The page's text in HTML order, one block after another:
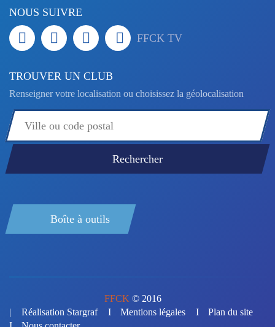
NOUS SUIVRE
FFCK TV
TROUVER UN CLUB
Renseigner votre localisation ou choisissez la géolocalisation
Boîte à outils
FFCK © 2016
Réalisation Stargraf
Mentions légales
Plan du site